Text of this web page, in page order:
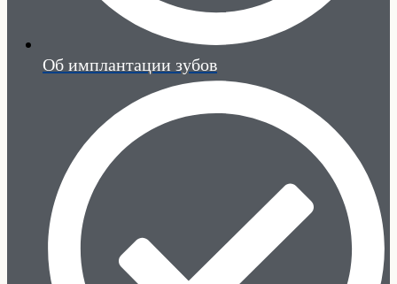
Об имплантации зубов